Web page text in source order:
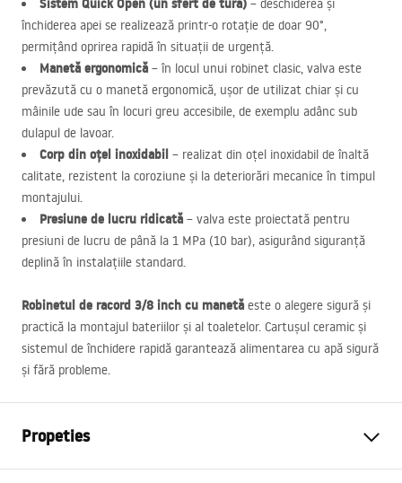
Sistem Quick Open (un sfert de tură) – deschiderea și
închiderea apei se realizează printr-o rotație de doar 90°,
permițând oprirea rapidă în situații de urgență.
Manetă ergonomică – în locul unui robinet clasic, valva este
prevăzută cu o manetă ergonomică, ușor de utilizat chiar și cu
mâinile ude sau în locuri greu accesibile, de exemplu adânc sub
dulapul de lavoar.
Corp din oțel inoxidabil – realizat din oțel inoxidabil de înaltă
calitate, rezistent la coroziune și la deteriorări mecanice în timpul
montajului.
Presiune de lucru ridicată – valva este proiectată pentru
presiuni de lucru de până la 1 MPa (10 bar), asigurând siguranță
deplină în instalațiile standard.
Robinetul de racord 3/8 inch cu manetă este o alegere sigură și
practică la montajul bateriilor și al toaletelor. Cartușul ceramic și
sistemul de închidere rapidă garantează alimentarea cu apă sigură
și fără probleme.
Propeties